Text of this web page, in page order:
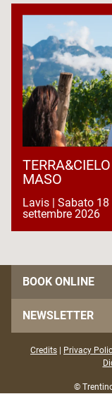
MASO
Lavis | Sabato
settembre 2026
BOOK ONLINE
NEWSLETTER
Credits Privacy
©